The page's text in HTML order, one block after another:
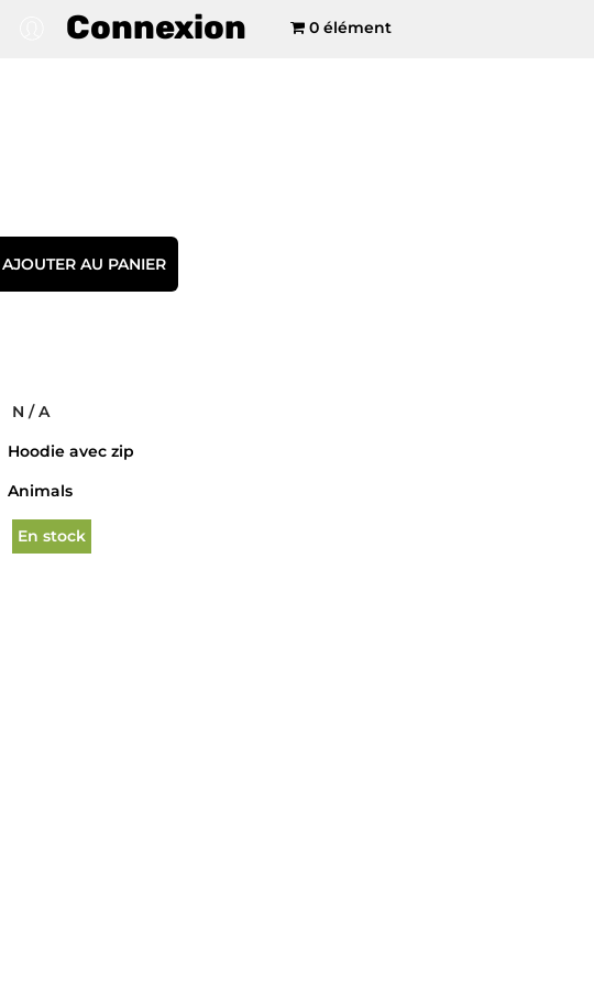
Connexion 0 élément
AJOUTER AU PANIER
N / A
Hoodie avec zip
Animals
En stock